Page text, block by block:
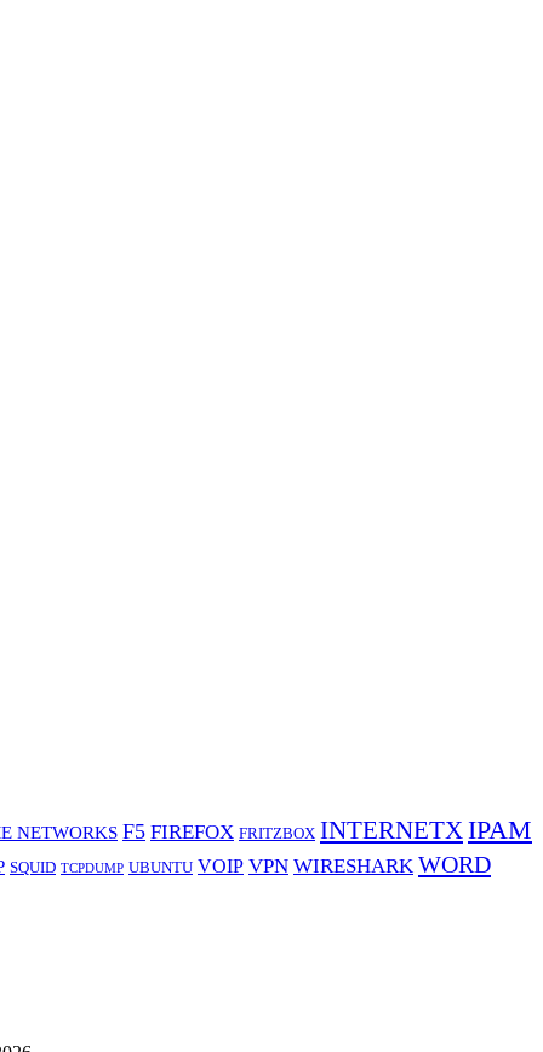
NETWORKS F5 FIREFOX FRITZBOX INTERNETXIPAM
SQUID TCPDUMP UBUNTU VOIP VPN WIRESHARK WORD